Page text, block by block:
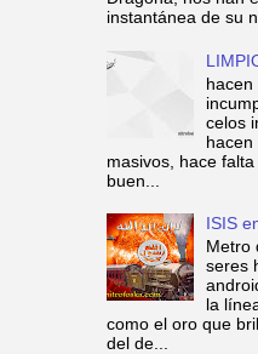
instantánea de su
hacen
celos
hacen
masivos, hace
buen...
ISIS
Metro
seres
la
como el oro que
del de...